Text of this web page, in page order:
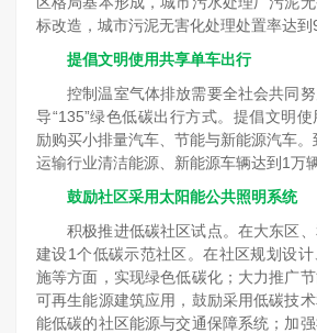
标改造，城市污泥无害化处理处置率达到
提倡文明使用共享单车出行
控制温室气体排放需要全社会共同
导“135”绿色低碳出行方式。提倡文明
励购买小排量汽车、节能与新能源汽车
运输行业清洁能源、新能源车辆达到1万辆
鼓励社区采用太阳能公共照明系统
积极推进低碳社区试点。在大东区
建设1个低碳示范社区。在社区规划设
施等方面，实现绿色低碳化；大力推广节
可再生能源建筑应用，鼓励采用低碳技
能低碳的社区能源与交通保障系统；加